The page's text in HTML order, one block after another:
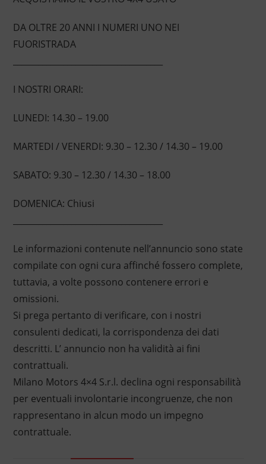
DA OLTRE 20 ANNI I NUMERI UNO NEI
FUORISTRADA
I NOSTRI ORARI:
LUNEDI: 14.30 – 19.00
MARTEDI / VENERDI: 9.30 – 12.30 / 14.30 – 19.00
SABATO: 9.30 – 12.30 / 14.30 – 18.00
DOMENICA: Chiusi
Le informazioni contenute nell’annuncio sono state
compilate con ogni cura affinché fossero complete,
tuttavia, a volte possono contenere errori e
omissioni.
Si prega pertanto di verificare, con i nostri
consulenti dedicati, la corrispondenza dei dati
descritti. L’ annuncio non ha validità ai fini
contrattuali.
Milano Motors 4×4 S.r.l. declina ogni responsabilità
per eventuali involontarie incongruenze, che non
rappresentano in alcun modo un impegno
contrattuale.